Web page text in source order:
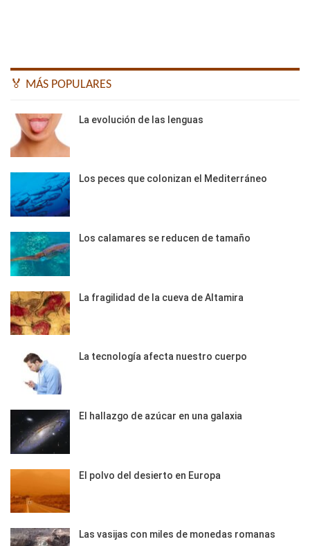
🏅 MÁS POPULARES
La evolución de las lenguas
Los peces que colonizan el Mediterráneo
Los calamares se reducen de tamaño
La fragilidad de la cueva de Altamira
La tecnología afecta nuestro cuerpo
El hallazgo de azúcar en una galaxia
El polvo del desierto en Europa
Las vasijas con miles de monedas romanas